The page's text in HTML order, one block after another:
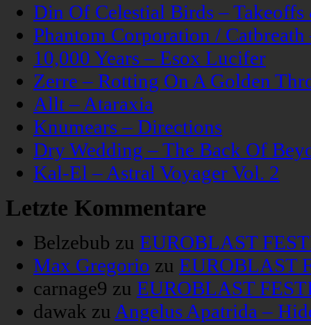
Din Of Celestial Birds –
Phantom Corporation /
10,000 Years – Esox Lucifer
Zerre – Rotting On A Golden
Allt – Ataraxia
Knumears – Directions
Dry Wedding – The Back Of
Kal-El – Astral Voyager Vol. 2
Letzte Kommentare
Belzebub zu EUROBLAST
Max Gregorio zu EUROBLAST
carnage9 zu EUROBLAST
dawak zu Angelus Apatrida –